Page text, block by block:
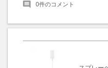
0件のコメント